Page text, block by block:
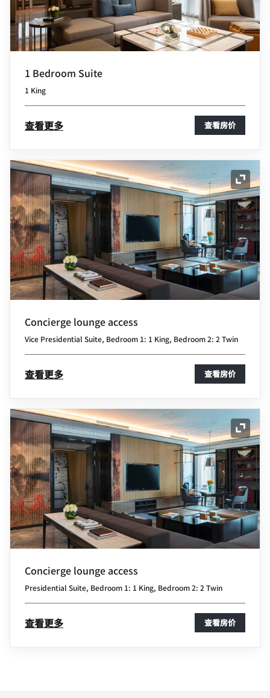
1 Bedroom Suite
1 King
查看更多 查看房价
展开
Concierge lounge access
Vice Presidential Suite, Bedroom 1: 1 King, Bedroom 2: 2 Twin
查看更多 查看房价
展开
Concierge lounge access
Presidential Suite, Bedroom 1: 1 King, Bedroom 2: 2 Twin
查看更多 查看房价